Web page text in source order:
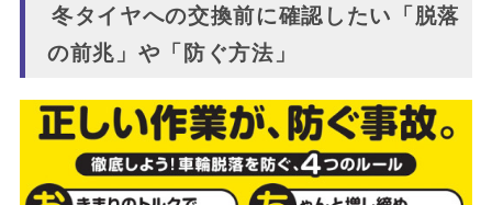
冬タイヤへの交換前に確認したい「脱落
の前兆」や「防ぐ方法」